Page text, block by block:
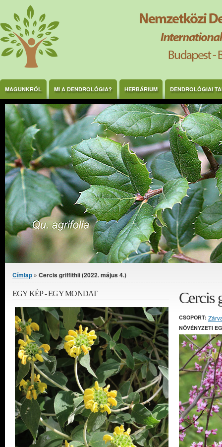
Ugrás a tartalomra
MAGUNKRÓL MI A DENDROLÓGIA? HERBÁRIUM DENDROLÓGIAI
Jelenlegi hely
Címlap » Cercis griffithii (2022. május 4.)
Cercis
CSOPORT:
NÖVÉNYZETI
EGY KÉP - EGY MONDAT